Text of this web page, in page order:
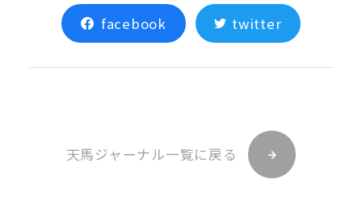
facebook twitter
天馬ジャーナル一覧に戻る